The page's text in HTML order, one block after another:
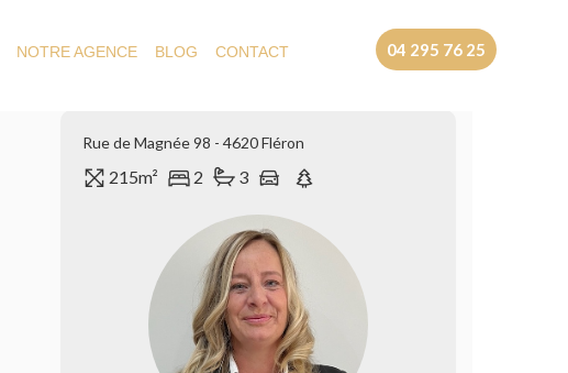
NOTRE AGENCE BLOG CONTACT 04 295 76 25
Rue de Magnée 98 - 4620 Fléron
215m² 2 3